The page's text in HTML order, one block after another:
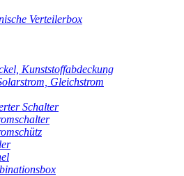
Verteilerbox
Kunststoffabdeckung
Gleichstrom
Schalter